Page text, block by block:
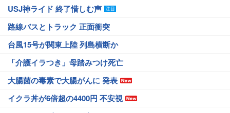
USJ神ライド 終了惜しむ声
路線バスとトラック 正面衝突
台風15号が関東上陸 列島横断か
「介護イラつき」母踏みつけ死亡
大腸菌の毒素で大腸がんに 発表
イクラ丼が6倍超の4400円 不安視